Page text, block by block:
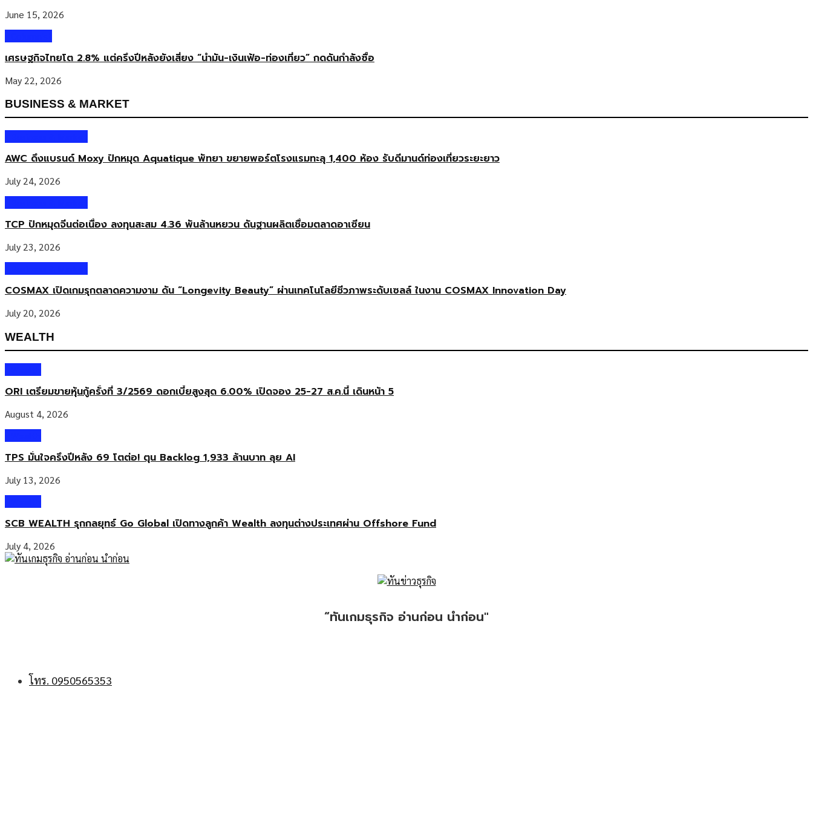
June 15, 2026
เศรษฐกิจไทยโต 2.8% แต่ครึ่งปีหลังยังเสี่ยง “น้ำมัน-เงินเฟ้อ-ท่องเที่ยว” กดดันกำลังซื้อ
May 22, 2026
BUSINESS & MARKET
AWC ดึงแบรนด์ Moxy ปักหมุด Aquatique พัทยา ขยายพอร์ตโรงแรมทะลุ 1,400 ห้อง รับดีมานด์ท่องเที่ยวระยะยาว
July 24, 2026
TCP ปักหมุดจีนต่อเนื่อง ลงทุนสะสม 4.36 พันล้านหยวน ดันฐานผลิตเชื่อมตลาดอาเซียน
July 23, 2026
COSMAX เปิดเกมรุกตลาดความงาม ดัน “Longevity Beauty” ผ่านเทคโนโลยีชีวภาพระดับเซลล์ ในงาน COSMAX Innovation Day
July 20, 2026
WEALTH
ORI เตรียมขายหุ้นกู้ครั้งที่ 3/2569 ดอกเบี้ยสูงสุด 6.00% เปิดจอง 25-27 ส.ค.นี้ เดินหน้า 5
August 4, 2026
TPS มั่นใจครึ่งปีหลัง 69 โตต่อ! ตุน Backlog 1,933 ล้านบาท ลุย AI
July 13, 2026
SCB WEALTH รุกกลยุทธ์ Go Global เปิดทางลูกค้า Wealth ลงทุนต่างประเทศผ่าน Offshore Fund
July 4, 2026
“ทันเกมธุรกิจ อ่านก่อน นำก่อน"
โทร. 0950565353